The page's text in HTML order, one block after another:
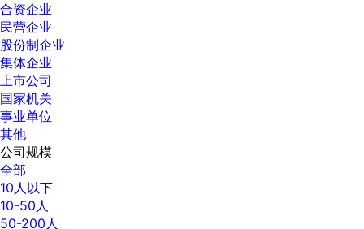
合资企业
民营企业
股份制企业
集体企业
上市公司
国家机关
事业单位
其他
公司规模
全部
10人以下
10-50人
50-200人